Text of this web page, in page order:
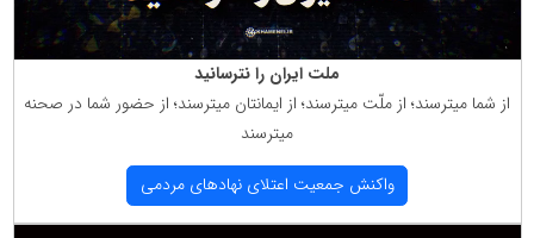
ملت ایران را نترسانید
از شما میترسند؛ از ملّت میترسند؛ از ایمانتان میترسند؛ از حضور شما در صحنه
میترسند
واكنش جمعیت اعتلای نهادهای مردمی